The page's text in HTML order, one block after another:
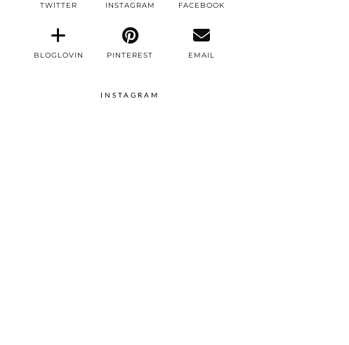
TWITTER INSTAGRAM FACEBOOK
BLOGLOVIN PINTEREST EMAIL
INSTAGRAM